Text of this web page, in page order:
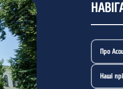
Про
Наші